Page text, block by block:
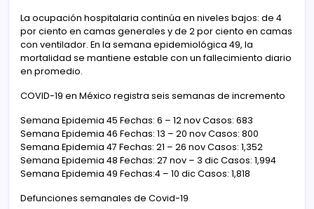
La ocupación hospitalaria continúa en niveles bajos: de 4
por ciento en camas generales y de 2 por ciento en camas
con ventilador. En la semana epidemiológica 49, la
mortalidad se mantiene estable con un fallecimiento diario
en promedio.
COVID-19 en México registra seis semanas de incremento
Semana Epidemia 45 Fechas: 6 – 12 nov Casos: 683
Semana Epidemia 46 Fechas: 13 – 20 nov Casos: 800
Semana Epidemia 47 Fechas: 21 – 26 nov Casos: 1,352
Semana Epidemia 48 Fechas: 27 nov – 3 dic Casos: 1,994
Semana Epidemia 49 Fechas:4 – 10 dic Casos: 1,818
Defunciones semanales de Covid-19